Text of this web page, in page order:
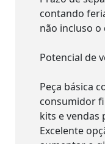
contando
não incluso
Potencial de
Peça básica
consumidor
kits e vendas
Excelente